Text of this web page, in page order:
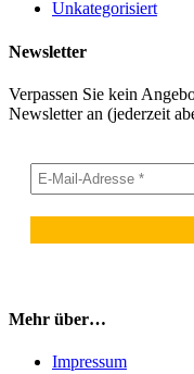
Unkategorisiert
Newsletter
Verpassen Sie kein
Newsletter an (jederzeit
Mehr über…
Impressum